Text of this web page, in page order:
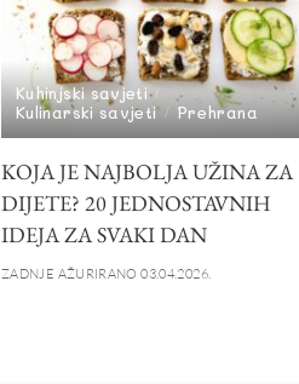
Kuhinjski savjeti
Kulinarski savjeti
Prehrana
KOJA JE NAJBOLJA UŽINA ZA
DIJETE? 20 JEDNOSTAVNIH
IDEJA ZA SVAKI DAN
ZADNJE AŽURIRANO 03.04.2026.